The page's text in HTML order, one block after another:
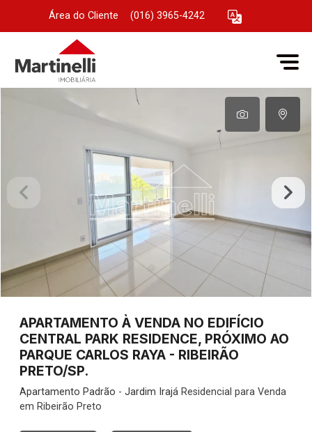
Área do Cliente (016) 3965-4242
APARTAMENTO À VENDA NO EDIFÍCIO
CENTRAL PARK RESIDENCE, PRÓXIMO AO
PARQUE CARLOS RAYA - RIBEIRÃO
PRETO/SP.
Apartamento Padrão - Jardim Irajá Residencial para Venda
em Ribeirão Preto